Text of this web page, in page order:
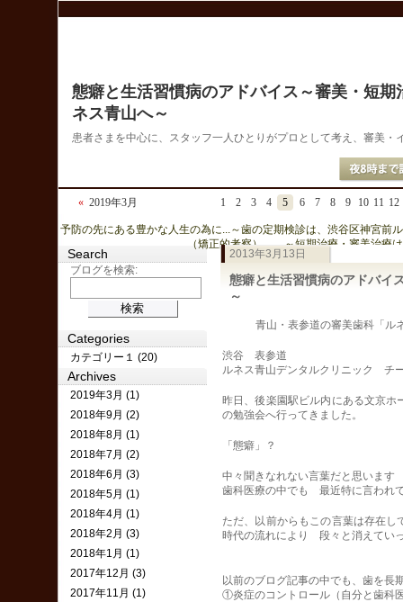
態癖と生活習慣病のアドバイス～審美・短
ネス青山へ～
患者さまを中心に、スタッフ一人ひとりがプロとして考え、審美
« 2019年3月 1 2 3 4 5 6 7 8 9 10 11 12
« 予防の先にある豊かな人生の為に...～歯の定期検診は、渋谷区神宮前
（矯正的考察） ～短期治療・審美治療
2013年3月13日
態癖と生活習慣病のアドバイ
～
青山・表参道の審美歯科「ル
渋谷 表参道
ルネス青山デンタルクリニック チ
昨日、後楽園駅ビル内にある文京
の勉強会へ行ってきました。
「態癖」？
中々聞きなれない言葉だと思います
歯科医療の中でも 最近特に言われ
ただ、以前からもこの言葉は存在
時代の流れにより 段々と消えてい
以前のブログ記事の中でも、歯を長
①炎症のコントロール（自分と歯科
Search
ブログを検索:
Categories
カテゴリー１ (20)
Archives
2019年3月 (1)
2018年9月 (2)
2018年8月 (1)
2018年7月 (2)
2018年6月 (3)
2018年5月 (1)
2018年4月 (1)
2018年2月 (3)
2018年1月 (1)
2017年12月 (3)
2017年11月 (1)